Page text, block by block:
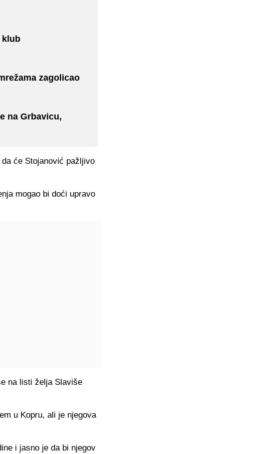
klub
zagolicao
na Grbavicu,
će Stojanović pažljivo
mogao bi doći upravo
na listi želja Slaviše
u Kopru, ali je njegova
i jasno je da bi njegov